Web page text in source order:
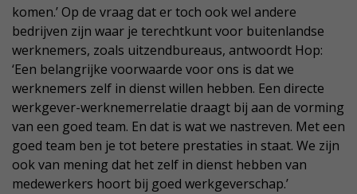
komen.’ Op de vraag dat er toch ook wel andere
bedrijven zijn waar je terechtkunt voor buitenlandse
werknemers, zoals uitzendbureaus, antwoordt Hop:
‘Een belangrijke voorwaarde voor ons is dat we
werknemers zelf in dienst willen hebben. Een directe
werkgever-werknemerrelatie draagt bij aan de vorming
van een goed team. En dat is wat we nastreven. Met een
goed team ben je tot betere prestaties in staat. We zijn
ook van mening dat het zelf in dienst hebben van
medewerkers hoort bij goed werkgeverschap.’